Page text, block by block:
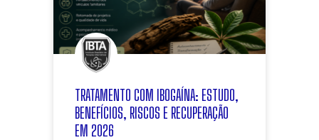
TRATAMENTO COM IBOGAÍNA: ESTUDO,
BENEFÍCIOS, RISCOS E RECUPERAÇÃO
EM 2026